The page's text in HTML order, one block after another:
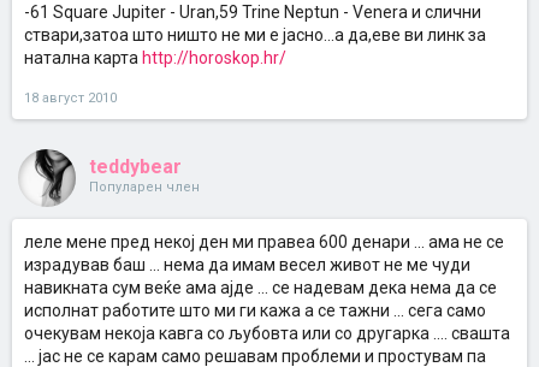
-61 Square Jupiter - Uran,59 Trine Neptun - Venera и слични
ствари,затоа што ништо не ми е јасно...а да,еве ви линк за
натална карта http://horoskop.hr/
18 август 2010
teddybear
Популарен член
леле мене пред некој ден ми правеа 600 денари ... ама не се
израдував баш ... нема да имам весел живот не ме чуди
навикната сум веќе ама ајде ... се надевам дека нема да се
исполнат работите што ми ги кажа а се тажни ... сега само
очекувам некоја кавга со љубовта или со другарка .... свашта
... јас не се карам само решавам проблеми и простувам па